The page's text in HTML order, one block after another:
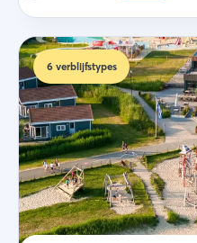
6 verblijfstypes